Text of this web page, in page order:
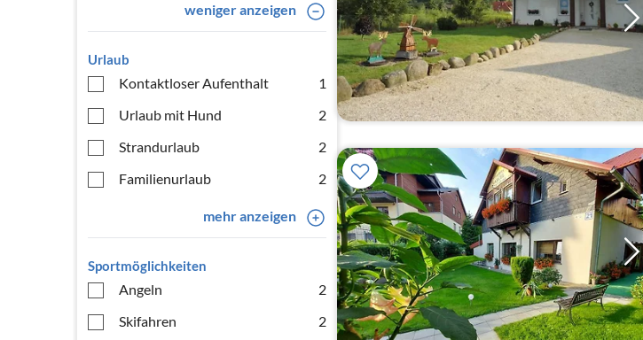
weniger anzeigen
Urlaub
Kontaktloser Aufenthalt
1
Urlaub mit Hund
2
Strandurlaub
2
Familienurlaub
2
mehr anzeigen
Sportmöglichkeiten
Angeln
2
Skifahren
2